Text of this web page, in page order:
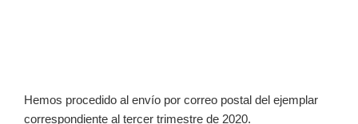
Hemos procedido al envío por correo postal del ejemplar
correspondiente al tercer trimestre de 2020.